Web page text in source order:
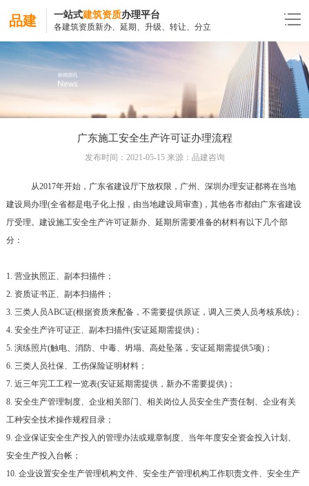
品建 一站式建筑资质办理平台
各建筑资质新办、延期、升级、转让、分立
广东施工安全生产许可证办理流程
发布时间：2021-05-15 来源：品建咨询
从2017年开始，广东省建设厅下放权限，广州、深圳办理安证都将在当地
建设局办理(全省都是电子化上报，由当地建设局审查)，其他各市都由广东省建设
厅受理。建设施工安全生产许可证新办、延期所需要准备的材料有以下几个部
分：
1. 营业执照正、副本扫描件；
2. 资质证书正、副本扫描件；
3. 三类人员ABC证(根据资质来配备，不需要提供原证，调入三类人员考核系统)；
4. 安全生产许可证正、副本扫描件(安证延期需提供)；
5. 演练照片(触电、消防、中毒、坍塌、高处坠落，安证延期需提供5项)；
6. 三类人员社保、工伤保险证明材料；
7. 近三年完工工程一览表(安证延期需提供，新办不需要提供)；
8. 安全生产管理制度、企业相关部门、相关岗位人员安全生产责任制、企业有关
工种安全技术操作规程目录；
9. 企业保证安全生产投入的管理办法或规章制度、当年年度安全资金投入计划、
安全生产投入台帐；
10. 企业设置安全生产管理机构文件、安全生产管理机构工作职责文件、安全生产